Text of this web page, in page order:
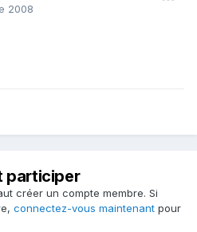
2008
participer
créer un compte membre. Si
connectez-vous maintenant pour